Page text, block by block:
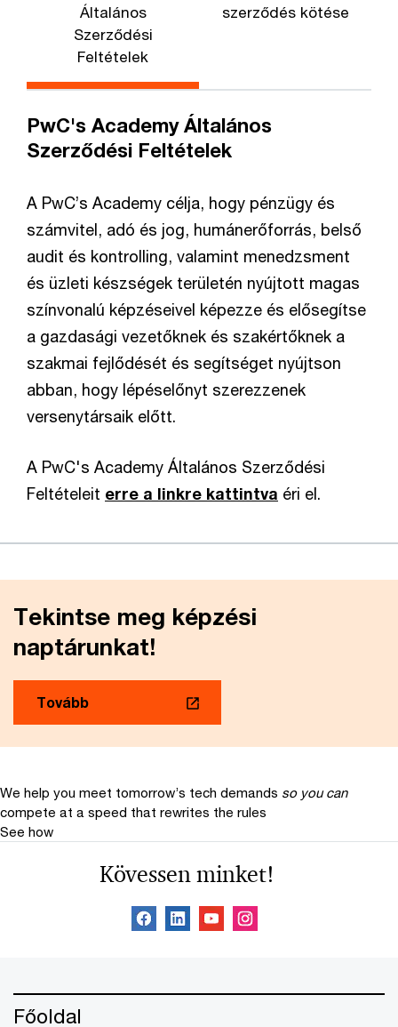
Általános
Szerződési
Feltételek
szerződés kötése
PwC's Academy Általános
Szerződési Feltételek
A PwC’s Academy célja, hogy pénzügy és
számvitel, adó és jog, humánerőforrás, belső
audit és kontrolling, valamint menedzsment
és üzleti készségek területén nyújtott magas
színvonalú képzéseivel képezze és elősegítse
a gazdasági vezetőknek és szakértőknek a
szakmai fejlődését és segítséget nyújtson
abban, hogy lépéselőnyt szerezzenek
versenytársaik előtt.
A PwC's Academy Általános Szerződési
Feltételeit erre a linkre kattintva éri el.
Tekintse meg képzési
naptárunkat!
Tovább
We help you meet tomorrow’s tech demands so you can
compete at a speed that rewrites the rules
See how
Kövessen minket!
Főoldal